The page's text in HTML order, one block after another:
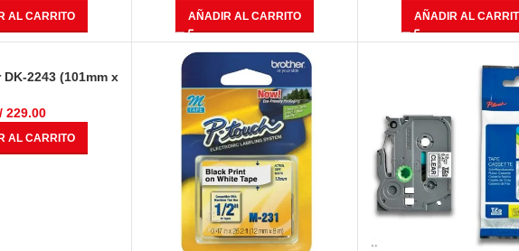
AL CARRITO AÑADIR AL CARRITO AÑADIR AL
2243 (101mm x
229.00
AL CARRITO